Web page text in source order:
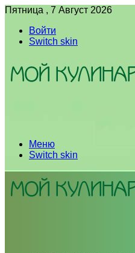
Пятница , 7 Август 2026
Войти
Switch skin
Меню
Switch skin